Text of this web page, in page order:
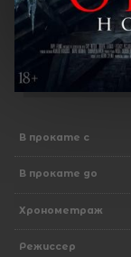
В прокате с
В прокате до
Хронометраж
Режиссер